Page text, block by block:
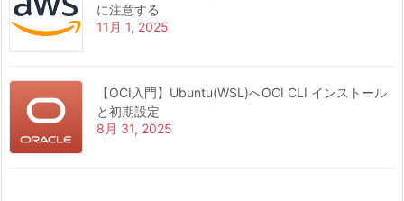
に注意する
11月 1, 2025
【OCI入門】Ubuntu(WSL)へOCI CLI インストール
と初期設定
8月 31, 2025